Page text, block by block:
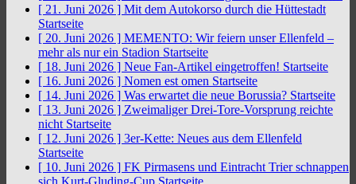
[ 21. Juni 2026 ] Mit dem Autokorso durch die Hüttestadt
Startseite
[ 20. Juni 2026 ] MEMENTO: Wir feiern unser Ellenfeld –
mehr als nur ein Stadion Startseite
[ 18. Juni 2026 ] Neue Fan-Artikel eingetroffen! Startseite
[ 16. Juni 2026 ] Nomen est omen Startseite
[ 14. Juni 2026 ] Was erwartet die neue Borussia? Startseite
[ 13. Juni 2026 ] Zweimaliger Drei-Tore-Vorsprung reichte
nicht Startseite
[ 12. Juni 2026 ] 3er-Kette: Neues aus dem Ellenfeld
Startseite
[ 10. Juni 2026 ] FK Pirmasens und Eintracht Trier schnappen
sich Kurt-Gluding-Cup Startseite